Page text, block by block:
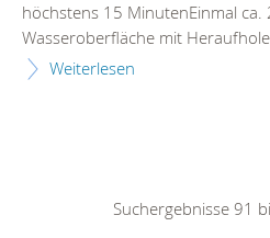
höchstens 15 MinutenEinmal
Wasseroberfläche mit
Weiterlesen
Suchergebnisse 91